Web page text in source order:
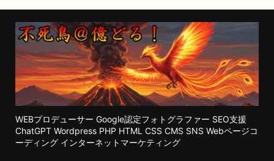
WEBプロデューサー Google認定フォトグラファー SEO支援
ChatGPT Wordpress PHP HTML CSS CMS SNS Webページコ
ーディング インターネットマーケティング